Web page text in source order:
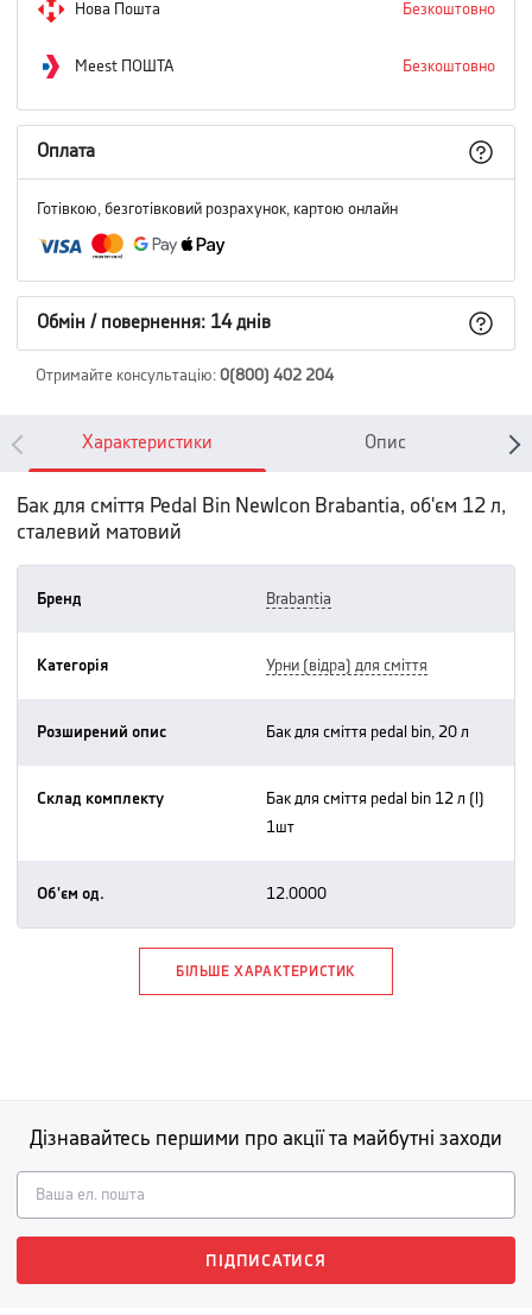
Нова Пошта Безкоштовно
Meest ПОШТА Безкоштовно
Оплата
Готівкою, безготівковий розрахунок, картою онлайн
Обмін / повернення: 14 днів
Отримайте консультацію: 0(800) 402 204
Характеристики Опис
Бак для сміття Pedal Bin NewIcon Brabantia, об'єм 12 л,
сталевий матовий
Бренд brabantia
Категорія урни (відра) для сміття
Розширений опис бак для сміття pedal bin, 20 л
Склад комплекту
бак для сміття pedal bin 12 л (l)
1шт
Об'єм од. 12.0000
БІЛЬШЕ ХАРАКТЕРИСТИК
Дізнавайтесь першими про акції та майбутні заходи
ПІДПИСАТИСЯ